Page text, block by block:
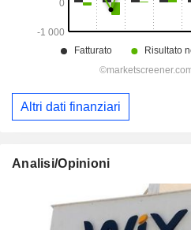
Altri dati finanziari
Analisi/Opinioni